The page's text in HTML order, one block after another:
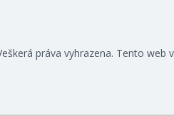
práva vyhrazena. Tento web